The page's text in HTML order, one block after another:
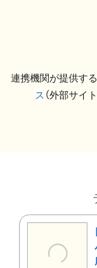
連携機関が提供す
ス （外部サイ